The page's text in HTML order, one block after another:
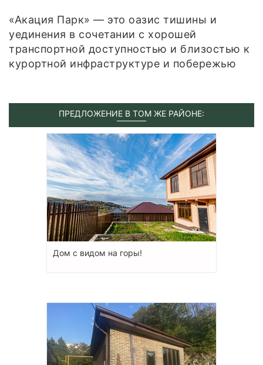
«Акация Парк» — это оазис тишины и
уединения в сочетании с хорошей
транспортной доступностью и близостью к
курортной инфраструктуре и побережью
ПРЕДЛОЖЕНИЕ В ТОМ ЖЕ РАЙОНЕ:
Дом с видом на горы!